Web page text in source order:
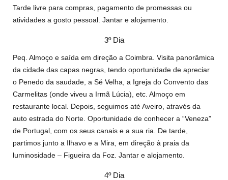
Tarde livre para compras, pagamento de promessas ou
atividades a gosto pessoal. Jantar e alojamento.
3º Dia
Peq. Almoço e saída em direção a Coimbra. Visita panorâmica
da cidade das capas negras, tendo oportunidade de apreciar
o Penedo da saudade, a Sé Velha, a Igreja do Convento das
Carmelitas (onde viveu a Irmã Lúcia), etc. Almoço em
restaurante local. Depois, seguimos até Aveiro, através da
auto estrada do Norte. Oportunidade de conhecer a “Veneza”
de Portugal, com os seus canais e a sua ria. De tarde,
partimos junto a Ilhavo e a Mira, em direção à praia da
luminosidade – Figueira da Foz. Jantar e alojamento.
4º Dia